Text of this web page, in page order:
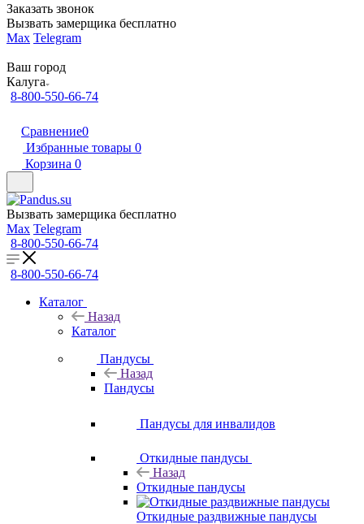
Заказать звонок
Вызвать замерщика бесплатно
Max Telegram
Ваш город
Калуга
8-800-550-66-74
Сравнение0
Избранные товары 0
Корзина 0
Вызвать замерщика бесплатно
Max Telegram
8-800-550-66-74
8-800-550-66-74
Каталог
Назад
Каталог
Пандусы
Назад
Пандусы
Пандусы для инвалидов
Откидные пандусы
Назад
Откидные пандусы
Откидные раздвижные пандусы